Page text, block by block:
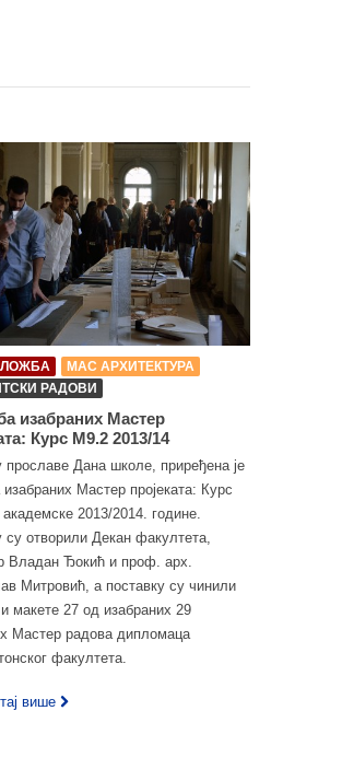
МАС АРХИТЕКТУРА
РАДОВИ
изабраних Мастер
Курс М9.2 2013/14
прославе Дана школе, приређена је
Мастер пројеката: Курс
2013/2014. године.
су отворили Декан факултета,
Владан Ђокић и проф. арх.
Митровић, а поставку су чинили
макете 27 од изабраних 29
Мастер радова дипломаца
факултета.
више